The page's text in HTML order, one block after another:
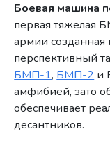
Боевая машина
первая тяжелая
армии созданная
перспективный
БМП-1,БМП-2и
амфибией, зато
обеспечивает
десантников.